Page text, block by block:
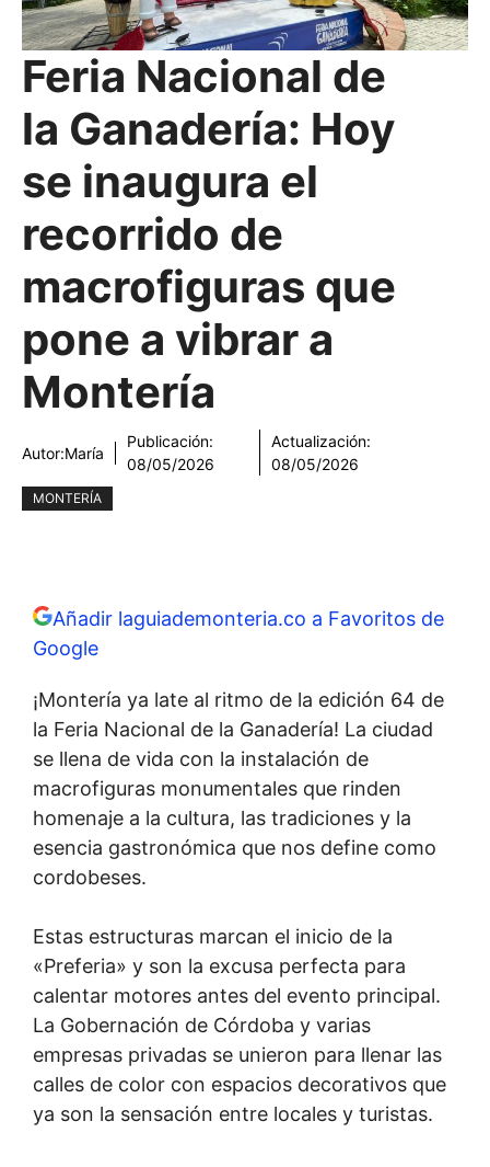
Feria Nacional de
la Ganadería: Hoy
se inaugura el
recorrido de
macrofiguras que
pone a vibrar a
Montería
Autor:María
Publicación:
08/05/2026
Actualización:
08/05/2026
MONTERÍA
Añadir laguiademonteria.co a Favoritos de
Google
¡Montería ya late al ritmo de la edición 64 de
la Feria Nacional de la Ganadería! La ciudad
se llena de vida con la instalación de
macrofiguras monumentales que rinden
homenaje a la cultura, las tradiciones y la
esencia gastronómica que nos define como
cordobeses.
Estas estructuras marcan el inicio de la
«Preferia» y son la excusa perfecta para
calentar motores antes del evento principal.
La Gobernación de Córdoba y varias
empresas privadas se unieron para llenar las
calles de color con espacios decorativos que
ya son la sensación entre locales y turistas.